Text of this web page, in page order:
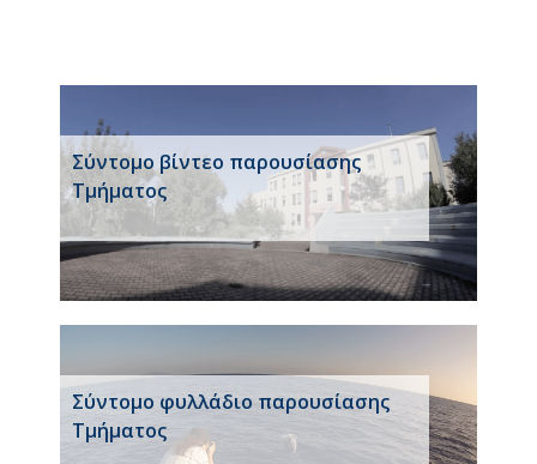
Σύντομο βίντεο παρουσίασης
Τμήματος
Σύντομο φυλλάδιο παρουσίασης
Τμήματος